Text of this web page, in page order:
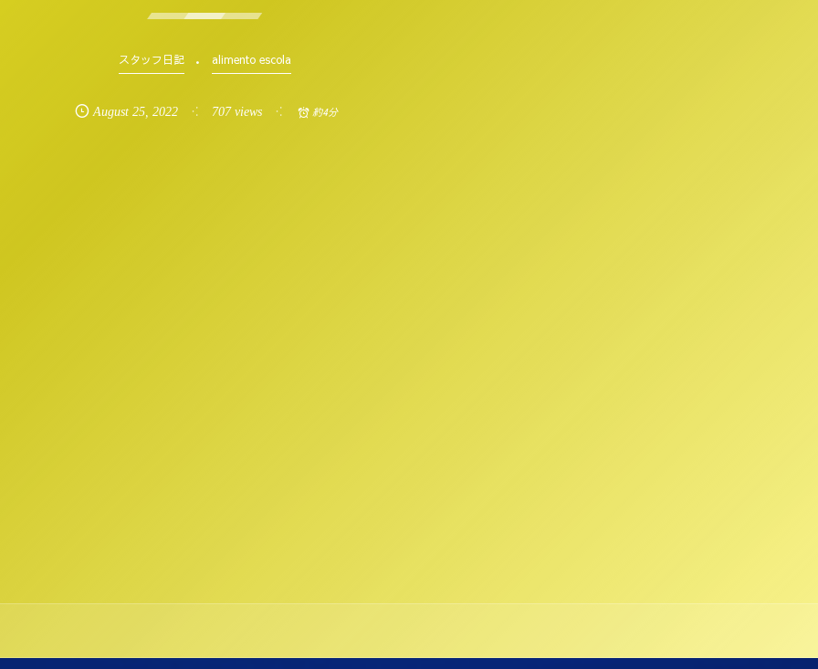
スタッフ日記 alimento escola
August 25, 2022 707 views 約4分